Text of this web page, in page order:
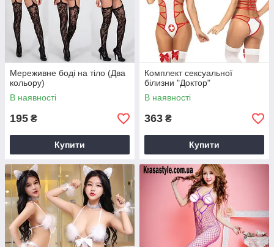
Мереживне боді на тіло (Два
кольору)
В наявності
195 ₴
Купити
Комплект сексуальної
білизни "Доктор"
В наявності
363 ₴
Купити